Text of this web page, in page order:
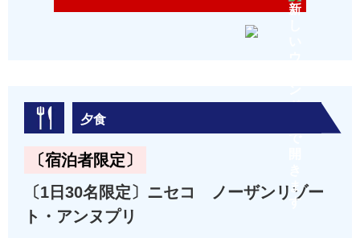
夕食
〔宿泊者限定〕
〔1日30名限定〕ニセコ ノーザンリゾー
ト・アンヌプリ